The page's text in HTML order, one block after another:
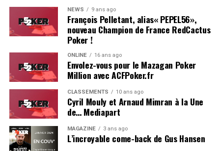
Soleau à gauche, sorti par Logghe au centre
NEWS 9 ans ago
François Pelletant, alias« PEPEL56»,
nouveau Champion de France RedCactus
Poker !
ONLINE 16 ans ago
Envolez-vous pour le Mazagan Poker
Million avec ACFPoker.fr
CLASSEMENTS 10 ans ago
Cyril Mouly et Arnaud Mimran à la Une
de… Mediapart
MAGAZINE 3 ans ago
L’incroyable come-back de Gus Hansen